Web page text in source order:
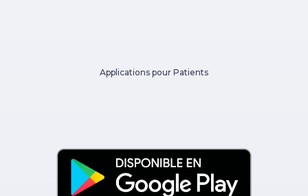
Applications pour Patients